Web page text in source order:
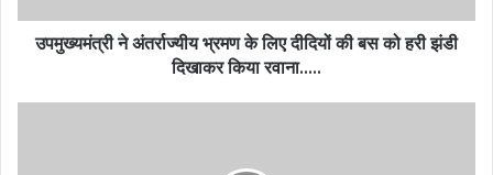
उपमुख्यमंत्री ने अंतर्राज्यीय भ्रमण के लिए दीदियों की बस को हरी झंडी
दिखाकर किया रवाना…..